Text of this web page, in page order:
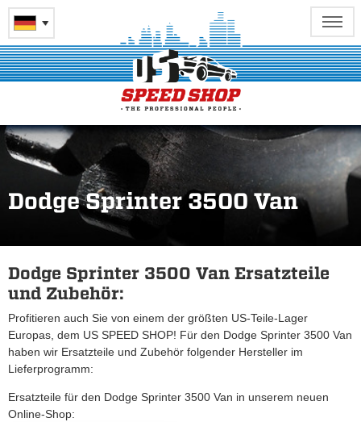
Dodge Sprinter 3500 Van
Dodge Sprinter 3500 Van Ersatzteile
und Zubehör:
Profitieren auch Sie von einem der größten US-Teile-Lager
Europas, dem US SPEED SHOP! Für den Dodge Sprinter 3500 Van
haben wir Ersatzteile und Zubehör folgender Hersteller im
Lieferprogramm:
Ersatzteile für den Dodge Sprinter 3500 Van in unserem neuen
Online-Shop: